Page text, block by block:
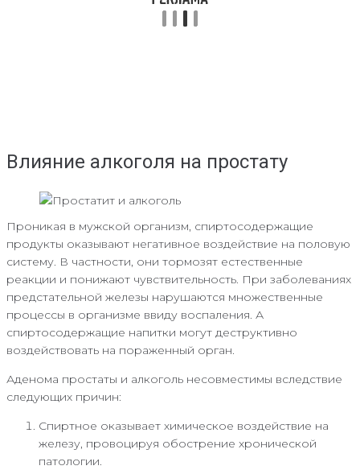
Влияние алкоголя на простату
Проникая в мужской организм, спиртосодержащие
продукты оказывают негативное воздействие на половую
систему. В частности, они тормозят естественные
реакции и понижают чувствительность. При заболеваниях
предстательной железы нарушаются множественные
процессы в организме ввиду воспаления. А
спиртосодержащие напитки могут деструктивно
воздействовать на пораженный орган.
Аденома простаты и алкоголь несовместимы вследствие
следующих причин:
Спиртное оказывает химическое воздействие на
железу, провоцируя обострение хронической
патологии.